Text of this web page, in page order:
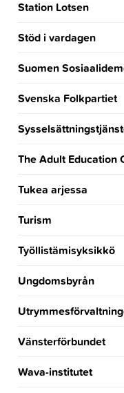
Station Lotsen
Stöd i vardagen
Suomen
Svenska Folkpartiet
The Adult Education
Tukea arjessa
Turism
Työllistämisyksikkö
Ungdomsbyrån
Vänsterförbundet
Wava-institutet